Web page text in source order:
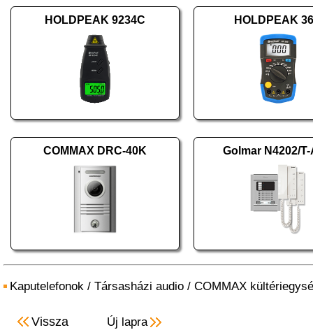
HOLDPEAK 9234C HOLDPEAK
COMMAX DRC-40K Golmar N4202/
Kaputelefonok / Társasházi audio / COMMAX
Vissza Új lapra